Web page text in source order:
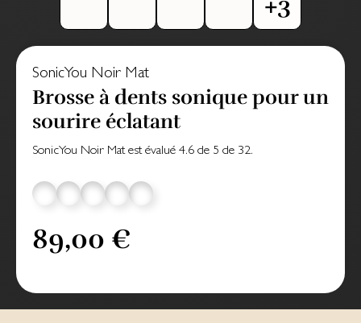
SonicYou Noir Mat
Brosse à dents sonique pour un
sourire éclatant
SonicYou Noir Matest évalué 4.6 de 5 de 32.
89,00 €